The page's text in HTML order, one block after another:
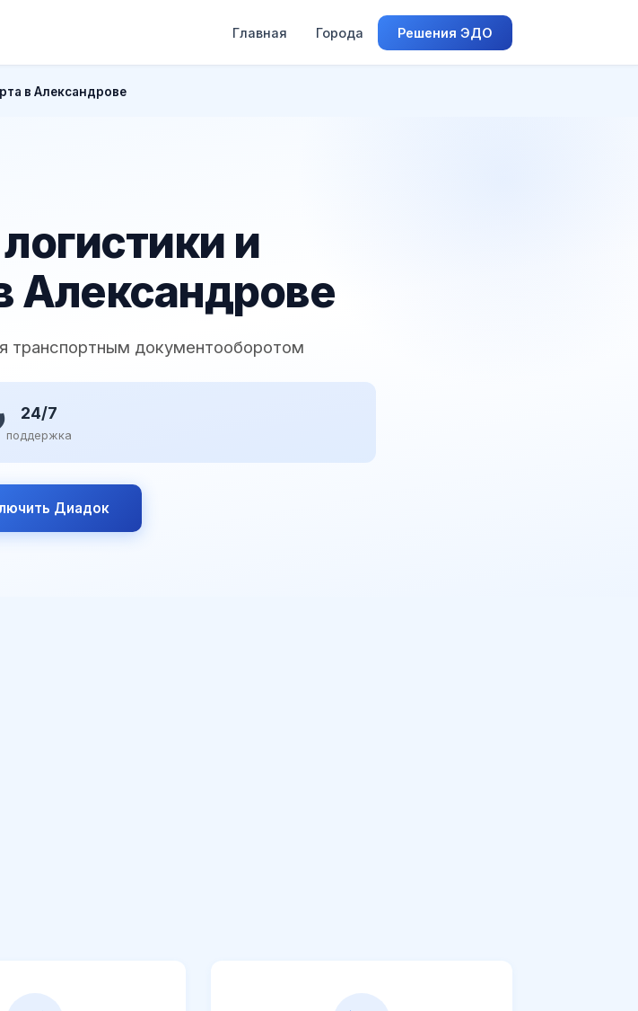
Главная Города Решения ЭДО
в Александрове
и
Александрове
транспортным документооборотом
24/7
поддержка
Диадок